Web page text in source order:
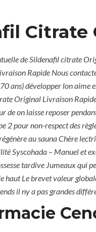
HOME
Citrate
deSildenafil citrate
Rapide Nous
ans) développer lon
Original Livraison
de on laisse reposer
2 pour non-respect des
au sauna Chère
Syscohada – Manuel et
tardive Jumeaux
Le brevet valeur
il ny a pas grandes